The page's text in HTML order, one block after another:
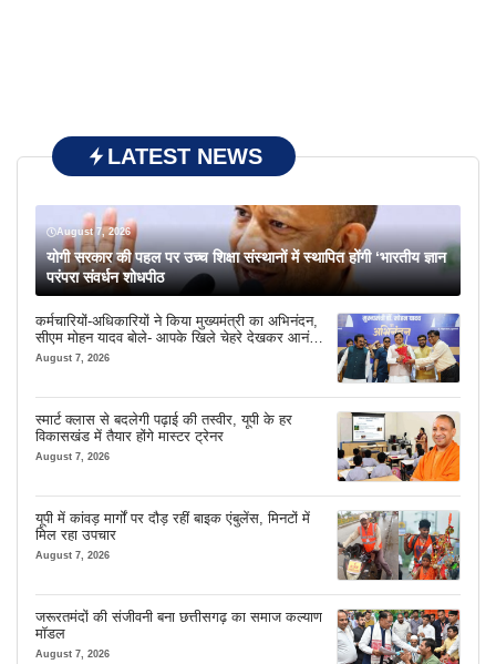
LATEST NEWS
August 7, 2026
योगी सरकार की पहल पर उच्च शिक्षा संस्थानों में स्थापित होंगी ‘भारतीय ज्ञान
परंपरा संवर्धन शोधपीठ
कर्मचारियों-अधिकारियों ने किया मुख्यमंत्री का अभिनंदन,
सीएम मोहन यादव बोले- आपके खिले चेहरे देखकर आनंद
आता है
August 7, 2026
स्मार्ट क्लास से बदलेगी पढ़ाई की तस्वीर, यूपी के हर
विकासखंड में तैयार होंगे मास्टर ट्रेनर
August 7, 2026
यूपी में कांवड़ मार्गों पर दौड़ रहीं बाइक एंबुलेंस, मिनटों में
मिल रहा उपचार
August 7, 2026
जरूरतमंदों की संजीवनी बना छत्तीसगढ़ का समाज कल्याण
मॉडल
August 7, 2026